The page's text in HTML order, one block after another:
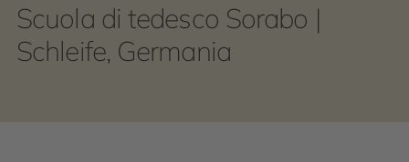
Scuola di tedesco Sorabo |
Schleife, Germania